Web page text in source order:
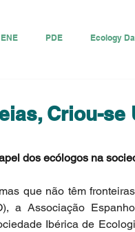
ENE PDE Ecology
Criou-se
dos ecólogos na
que não têm
a Associação
Ibérica de